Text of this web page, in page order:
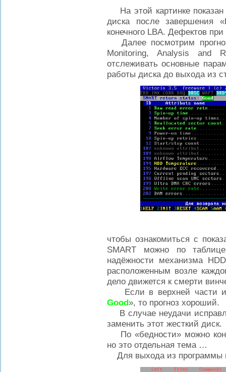
На этой картинке показан
диска после завершения
конечного LBA. Дефектов
Далее посмотрим
Monitoring, Analysis and
отслеживать основные
работы диска до выхода из
чтобы ознакомиться с
SMART можно по
надёжности механизма
расположенным возле
дело движется к смерти
Если в верхней части
Good», то прогноз хороший.
В случае неудачи
заменить этот жесткий диск.
По «бедности» можно
но это отдельная тема …
Для выхода из программы